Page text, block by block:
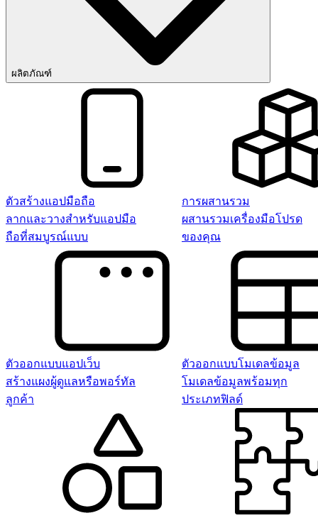
ผลิตภัณฑ์
ตัวสร้างแอปมือถือ
ลากและวางสำหรับแอปมือ
ถือที่สมบูรณ์แบบ
การผสานรวม
ผสานรวมเครื่องมือโปรด
ของคุณ
ตัวออกแบบแอปเว็บ
สร้างแผงผู้ดูแลหรือพอร์ทัล
ลูกค้า
ตัวออกแบบโมเดลข้อมูล
โมเดลข้อมูลพร้อมทุก
ประเภทฟิลด์